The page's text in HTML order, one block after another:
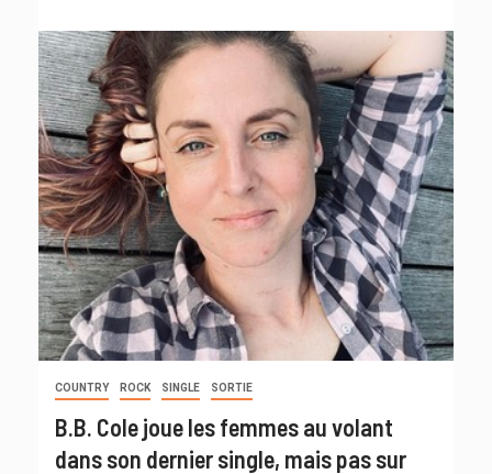
COUNTRY ROCK SINGLE SORTIE
B.B. Cole joue les femmes au volant
dans son dernier single, mais pas sur